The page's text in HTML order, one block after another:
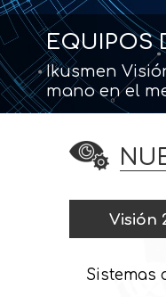
EQUIPOS
Ikusmen
mano en el
Visión
Sistemas